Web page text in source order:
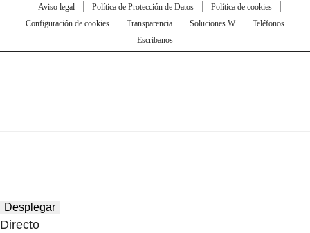
Aviso legal Política de Protección de Datos
Política de cookies
Configuración de cookies
Transparencia Soluciones W
Teléfonos
Escríbanos
Desplegar
Directo